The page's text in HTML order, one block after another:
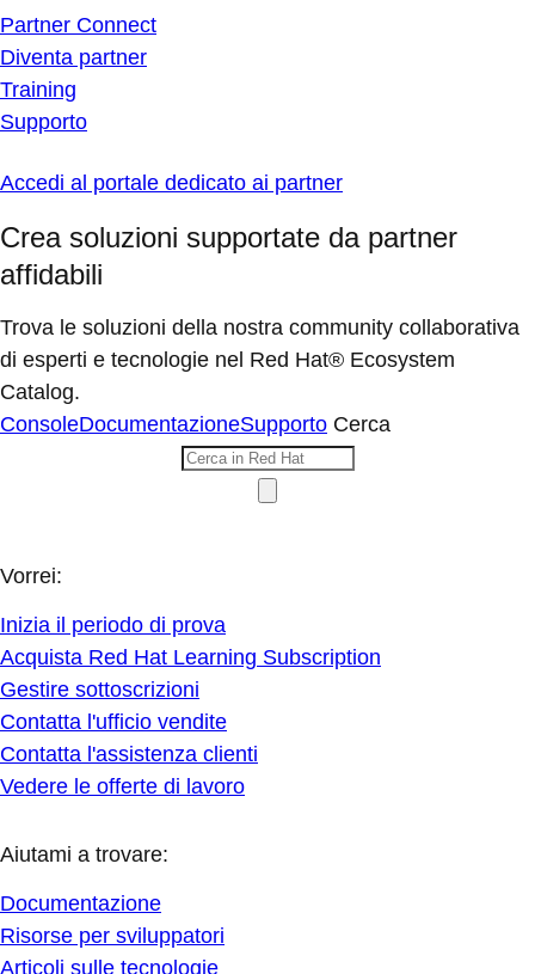
Partner Connect
Diventa partner
Training
Supporto
Accedi al portale dedicato ai partner
Crea soluzioni supportate da partner
affidabili
Trova le soluzioni della nostra community collaborativa
di esperti e tecnologie nel Red Hat® Ecosystem
Catalog.
ConsoleDocumentazioneSupporto Cerca
Vorrei:
Inizia il periodo di prova
Acquista Red Hat Learning Subscription
Gestire sottoscrizioni
Contatta l'ufficio vendite
Contatta l'assistenza clienti
Vedere le offerte di lavoro
Aiutami a trovare:
Documentazione
Risorse per sviluppatori
Articoli sulle tecnologie